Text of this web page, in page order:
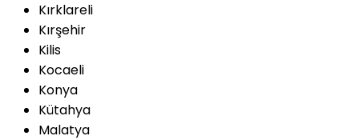
Kırklareli
Kırşehir
Kilis
Kocaeli
Konya
Kütahya
Malatya